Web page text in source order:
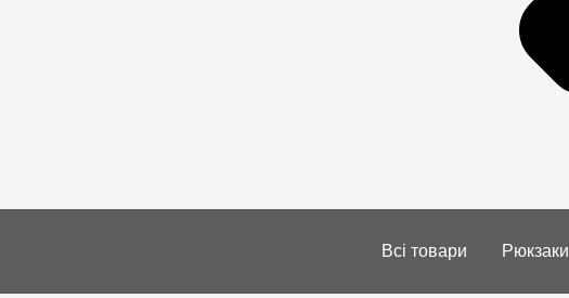
Всі товари Рюкзаки